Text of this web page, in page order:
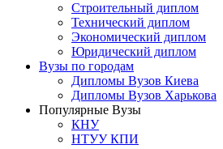
Строительный диплом
Технический диплом
Экономический диплом
Юридический диплом
Вузы по городам
Дипломы Вузов Киева
Дипломы Вузов Харькова
Популярные Вузы
КНУ
НТУУ КПИ